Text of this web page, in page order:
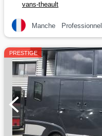
vans-theault
Manche Professionnel
PRESTIGE